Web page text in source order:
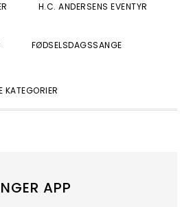
H.C. ANDERSENS EVENTYR
FØDSELSDAGSSANGE
KATEGORIER
APP